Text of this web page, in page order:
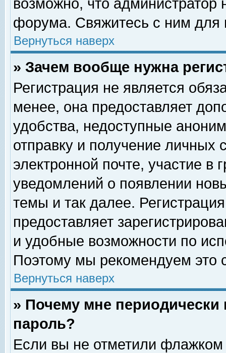
возможно, что
форума. Свяжитесь с ним для
Вернуться наверх
» Зачем вообще нужна
Регистрация не является
менее, она предоставляет
удобства, недоступные
отправку и получение личных
электронной почте, участие в
уведомлений о появлении
темы и так далее.
предоставляет
и удобные возможности по
Поэтому мы рекомендуем это
Вернуться наверх
» Почему мне
пароль?
Если вы не отметили флажком